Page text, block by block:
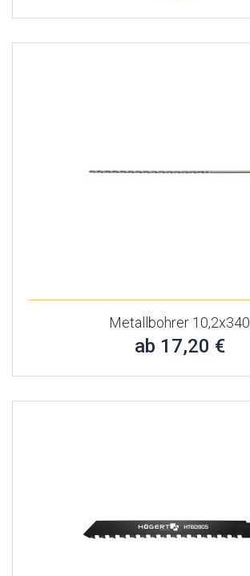
Metallbohrer 10,2x340
ab 17,20 €